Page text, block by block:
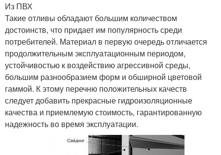
Из ПВХ
Такие отливы обладают большим количеством
достоинств, что придает им популярность среди
потребителей. Материал в первую очередь отличается
продолжительным эксплуатационным периодом,
устойчивостью к воздействию агрессивной среды,
большим разнообразием форм и обширной цветовой
гаммой. К этому перечню положительных качеств
следует добавить прекрасные гидроизоляционные
качества и приемлемую стоимость, гарантированную
надежность во время эксплуатации.